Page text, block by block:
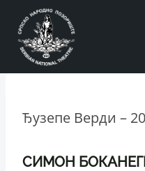
content
Ђузепе Верди –
СИМОН